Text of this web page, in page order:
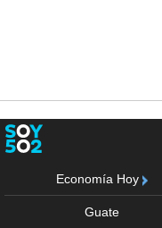
Economía Hoy
Guate